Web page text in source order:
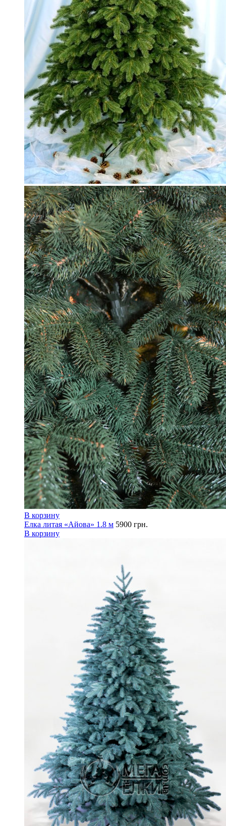
В корзину
Елка литая «Айова» 1.8 м 5900 грн.
В корзину